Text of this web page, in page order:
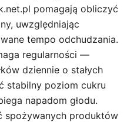
pomagają obliczyć
uwzględniając
tempo odchudzania.
regularności —
dziennie o stałych
stabilny poziom cukru
napadom głodu.
spożywanych produktów